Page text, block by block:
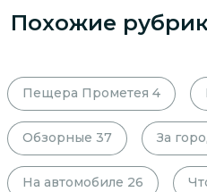
Похожие
Пещера Прометея 4
Обзорные 37 За
На автомобиле 26